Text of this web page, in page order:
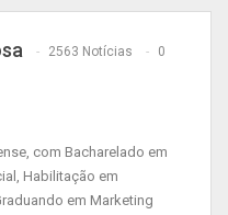
2563 Notícias 0
com Bacharelado em
Habilitação em
em Marketing